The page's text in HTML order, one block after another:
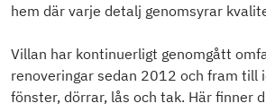
hem där varje detalj genomsyrar
Villan har kontinuerligt genomgått
renoveringar sedan 2012 och fram till
fönster, dörrar, lås och tak. Här finner